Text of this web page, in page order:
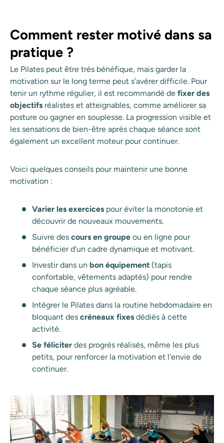
Comment rester motivé dans sa
pratique ?
Le Pilates peut être très bénéfique, mais garder la
motivation sur le long terme peut s’avérer difficile. Pour
tenir un rythme régulier, il est recommandé de fixer des
objectifs réalistes et atteignables, comme améliorer sa
posture ou gagner en souplesse. La progression visible et
les sensations de bien-être après chaque séance sont
également un excellent moteur pour continuer.
Voici quelques conseils pour maintenir une bonne
motivation :
Varier les exercices pour éviter la monotonie et
découvrir de nouveaux mouvements.
Suivre des cours en groupe ou en ligne pour
bénéficier d'un cadre dynamique et motivant.
Investir dans un bon équipement (tapis
confortable, vêtements adaptés) pour rendre
chaque séance plus agréable.
Intégrer le Pilates dans la routine hebdomadaire en
bloquant des créneaux fixes dédiés à cette
activité.
Se féliciter des progrès réalisés, même les plus
petits, pour renforcer la motivation et l'envie de
continuer.